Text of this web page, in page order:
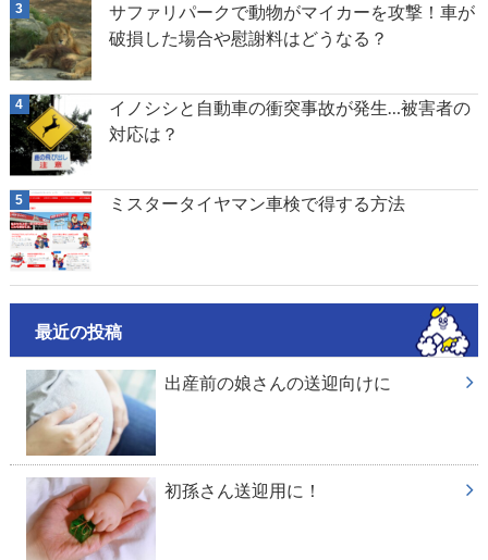
サファリパークで動物がマイカーを攻撃！車が
破損した場合や慰謝料はどうなる？
イノシシと自動車の衝突事故が発生…被害者の
対応は？
ミスタータイヤマン車検で得する方法
最近の投稿
出産前の娘さんの送迎向けに
初孫さん送迎用に！